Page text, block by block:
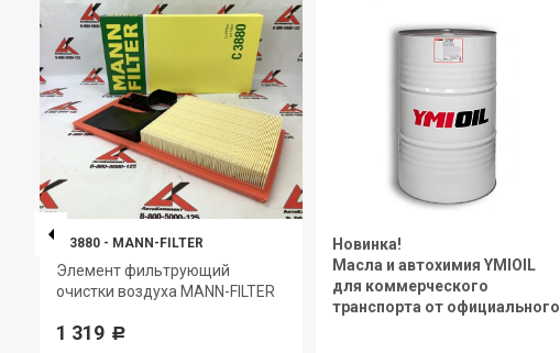
C 3880 - MANN-FILTER
Элемент фильтрующий
очистки воздуха MANN-FILTER
1 319 Р
Новинка!
Масла и автохимия YMIOIL
для коммерческого
транспорта от официального